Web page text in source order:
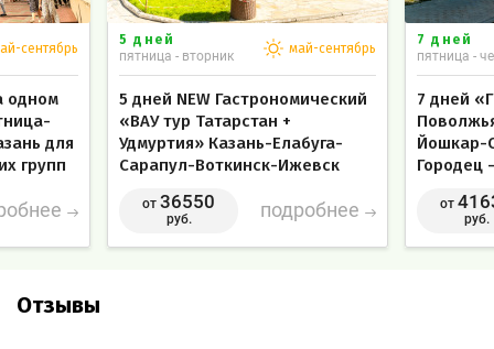
сентябрь
одном
для
групп
5 дней
пятница - вторник
май-сентябрь
5 дней NEW Гастрономический
«ВАУ тур Татарстан +
Удмуртия» Казань-Елабуга-
Сарапул-Воткинск-Ижевск
Казань для сборных
туристических групп
от 36550
руб. подробнее
7 дней
пятница -
7 дней
Йошкар-
Городец
от
руб.
Отзывы